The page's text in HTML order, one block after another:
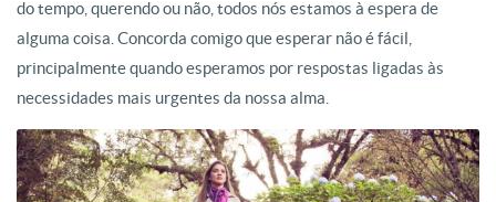
do tempo, querendo ou não, todos nós estamos à espera de
alguma coisa. Concorda comigo que esperar não é fácil,
principalmente quando esperamos por respostas ligadas às
necessidades mais urgentes da nossa alma.